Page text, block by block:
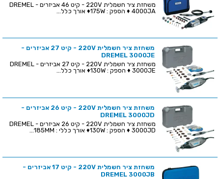
משחזת ציר חשמלית 220V - קיט 46 אביזרים - DREMEL
4000JA ♦ הספק : 175W♦ אורך כלל...
משחזת ציר חשמלית 220V - קיט 27 אביזרים -
DREMEL 3000JE
משחזת ציר חשמלית 220V - קיט 27 אביזרים - DREMEL
3000JE ♦ הספק : 130W♦ אורך כלל...
משחזת ציר חשמלית 220V - קיט 26 אביזרים -
DREMEL 3000JD
משחזת ציר חשמלית 220V - קיט 26 אביזרים - DREMEL
3000JD ♦ הספק : 130W♦ אורך כללי : 185MM...
משחזת ציר חשמלית 220V - קיט 17 אביזרים -
DREMEL 3000JB